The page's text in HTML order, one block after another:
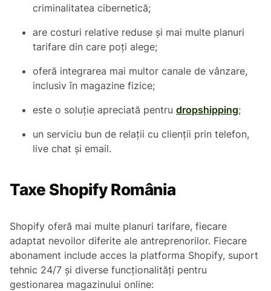
criminalitatea cibernetică;
are costuri relative reduse și mai multe planuri
tarifare din care poți alege;
oferă integrarea mai multor canale de vânzare,
inclusiv în magazine fizice;
este o soluție apreciată pentru dropshipping;
un serviciu bun de relații cu clienții prin telefon,
live chat și email.
Taxe Shopify România
Shopify oferă mai multe planuri tarifare, fiecare
adaptat nevoilor diferite ale antreprenorilor. Fiecare
abonament include acces la platforma Shopify, suport
tehnic 24/7 și diverse funcționalități pentru
gestionarea magazinului online: